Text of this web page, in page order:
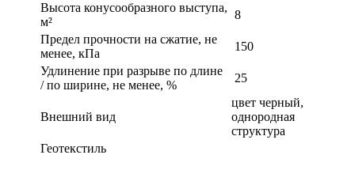
Высота конусообразного выступа,
м²
8
Предел прочности на сжатие, не
менее, кПа
150
Удлинение при разрыве по длине
/ по ширине, не менее, %
25
Внешний вид
цвет черный,
однородная
структура
Геотекстиль